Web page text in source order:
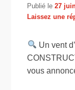
Publié le27
Laissez une
Un vent
vous